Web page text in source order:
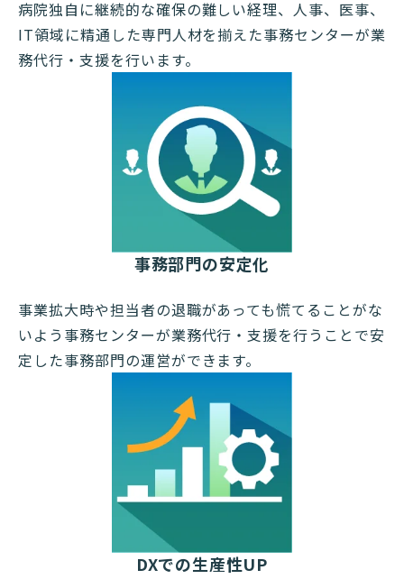
病院独自に継続的な確保の難しい経理、人事、医事、
IT領域に精通した専門人材を揃えた事務センターが業
務代行・支援を行います。
事務部門の安定化
事業拡大時や担当者の退職があっても慌てることがな
いよう事務センターが業務代行・支援を行うことで安
定した事務部門の運営ができます。
DXでの生産性UP